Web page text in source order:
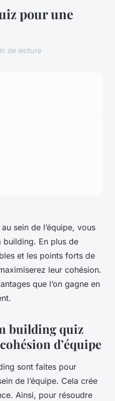
pour une
de lecture
sein de l’équipe, vous
building. En plus de
et les points forts de
leur cohésion.
que l’on gagne en
building quiz
d’équipe
sont faites pour
de l’équipe. Cela crée
Ainsi, pour résoudre